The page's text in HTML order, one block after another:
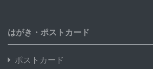
はがき・ポストカード
ポストカード